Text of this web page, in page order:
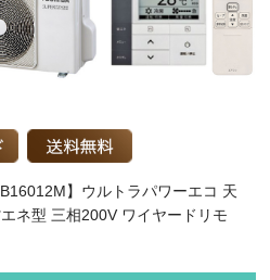
】ウルトラパワーエコ 天
ネ型 三相200V ワイヤードリモ